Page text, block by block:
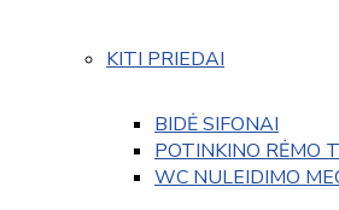
KITI PRIEDAI
BIDĖ SIFONAI
POTINKINO RĖMO
WC NULEIDIMO